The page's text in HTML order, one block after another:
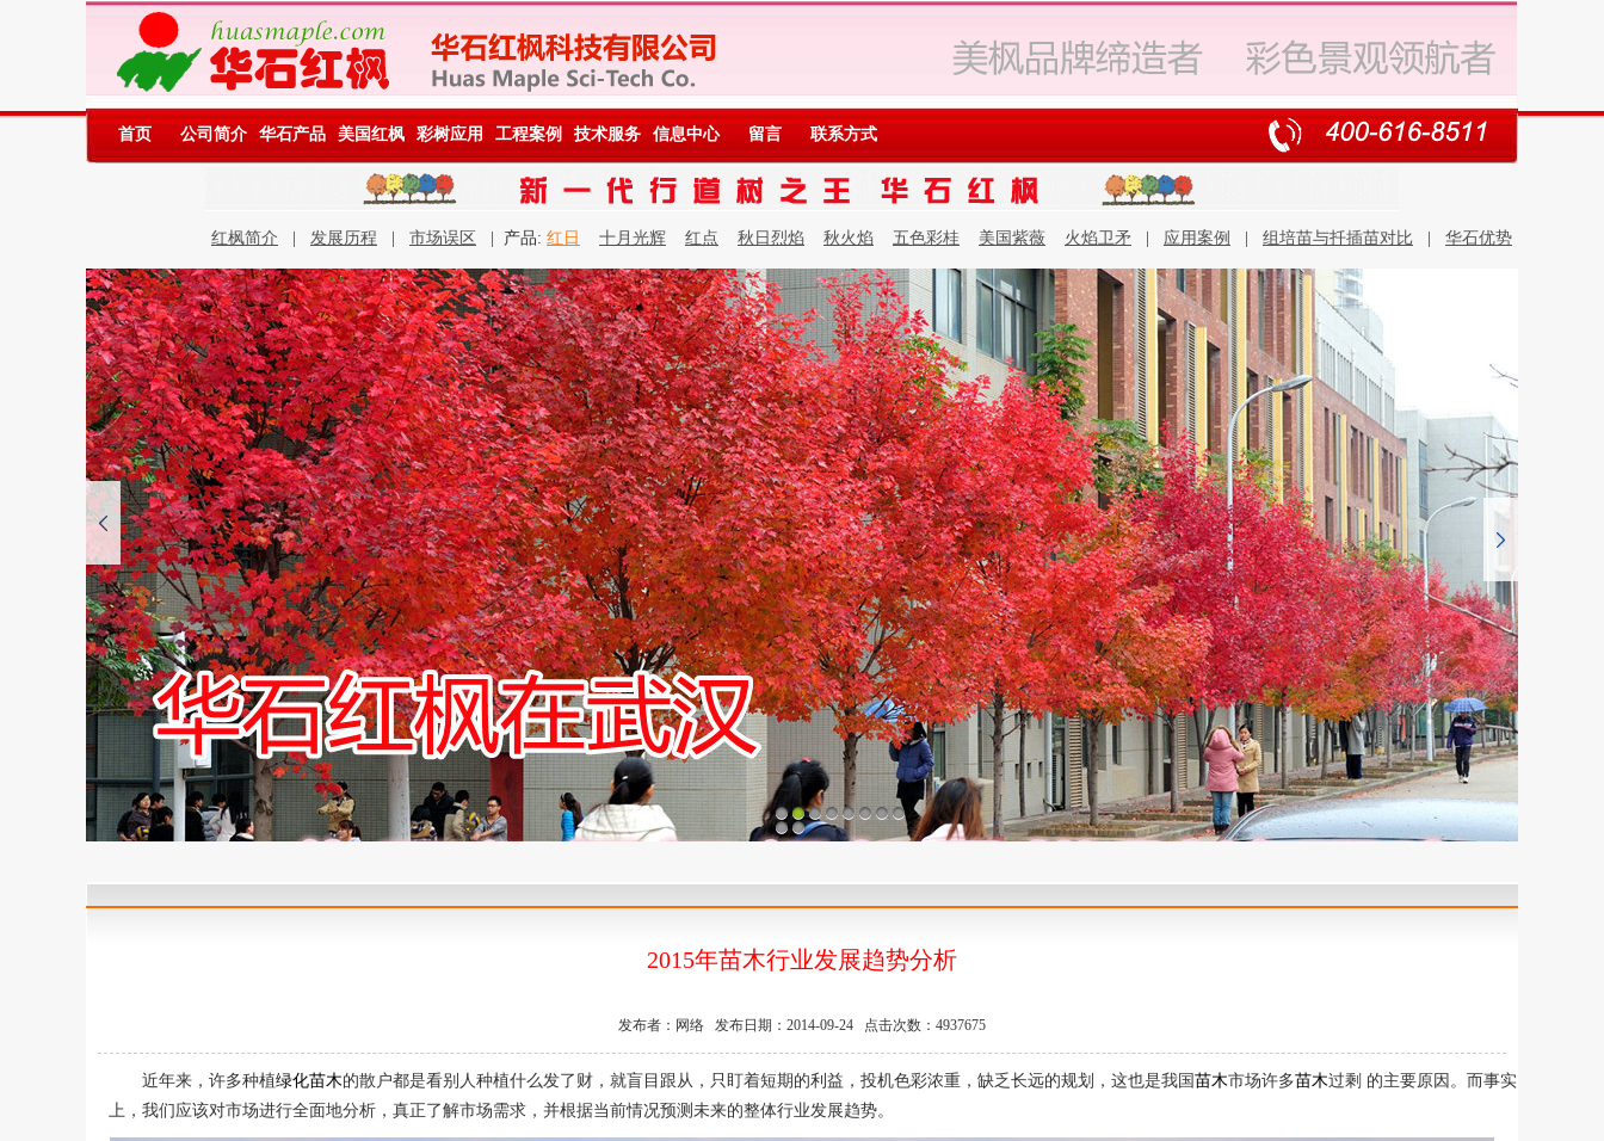
首页 公司简介 华石产品 美国红枫 彩树应用 工程案例 技术服务 信息中心 留言 联系方式
红枫简介 发展历程 市场误区 | 产品: 红日 十月光辉 红点 秋日烈焰 秋火焰 五色彩桂 美国紫薇 火焰卫矛 应用案例 组培苗与扦插苗对比 华石优势
1 2 3 4 5
9 10
2015年苗木行业发展趋势分析
发布者：网络 发布日期：2014-09-24 点击次数：4937675
近年来，许多种植绿化苗木的散户都是看别人种植什么发了财，就盲目跟从，只盯着短期的利益，投机色彩浓重，缺乏长远的规划，这也是我国 苗木市场许多苗木过剩 的主要原因。而事实
上，我们应该对市场进行全面地分析，真正了解市场需求，并根据当前情况预测未来的整体行业发展趋势。